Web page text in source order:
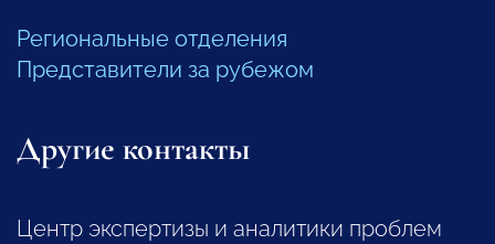
Региональные отделения
Представители за рубежом
Другие контакты
Центр экспертизы и аналитики проблем